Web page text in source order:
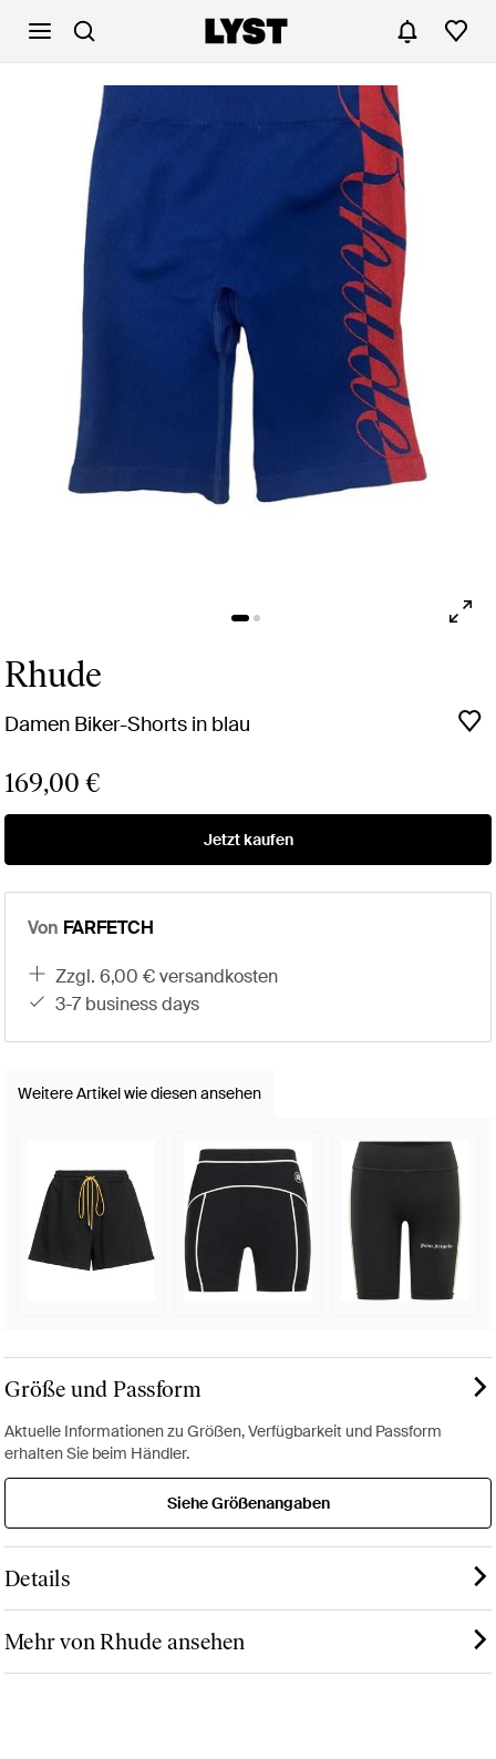
Rhude
Damen Biker-Shorts in blau
169,00 €
Jetzt kaufen
Von FARFETCH
zzgl. 6,00 € versandkosten
3-7 business days
Weitere Artikel wie diesen ansehen
Größe und Passform
Aktuelle Informationen zu Größen, Verfügbarkeit und Passform
erhalten Sie beim Händler.
Siehe Größenangaben
Details
Mehr von Rhude ansehen